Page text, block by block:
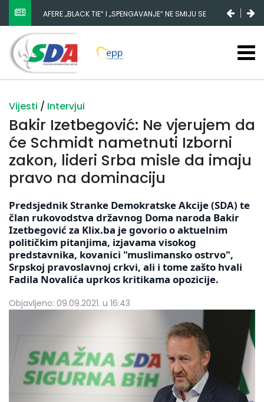
NESTANAK 780.000 EURA IZ IGMANA NE MOŽE BITI
SLUČAJNI PREVID, ODGOVORNOST MORAJU SNOSITI
VLADA FBIH I NJENI KADROVI
Vijesti / Intervjui
Bakir Izetbegović: Ne vjerujem da
će Schmidt nametnuti Izborni
zakon, lideri Srba misle da imaju
pravo na dominaciju
Predsjednik Stranke Demokratske Akcije (SDA) te
član rukovodstva državnog Doma naroda Bakir
Izetbegović za Klix.ba je govorio o aktuelnim
političkim pitanjima, izjavama visokog
predstavnika, kovanici "muslimansko ostrvo",
Srpskoj pravoslavnoj crkvi, ali i tome zašto hvali
Fadila Novalića uprkos kritikama opozicije.
Objavljeno: 09.09.2021. u 16:43